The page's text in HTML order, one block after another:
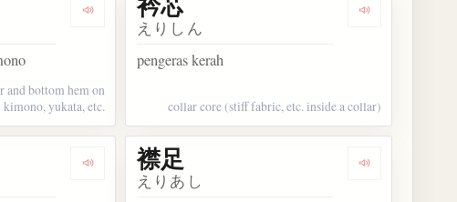
Dengarkan kosakata 衿下
and bottom hem on
kimono, yukata, etc.
Dengarkan
えりしん
pengeras kerah
collar core (stiff fabric, etc. inside a collar)
Dengarkan kosakata 襟ぐり Dengarkan
襟足
えりあし